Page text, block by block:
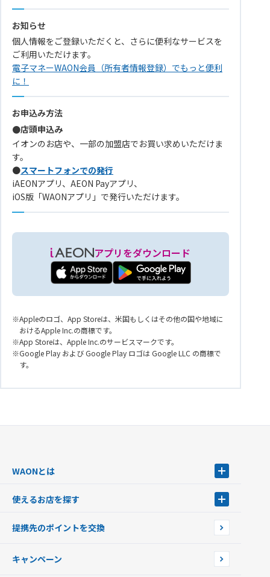
お知らせ
個人情報をご登録いただくと、さらに便利なサービスを
ご利用いただけます。
電子マネーWAON会員（所有者情報登録）でもっと便利
に！
お申込み方法
●店頭申込み
イオンのお店や、一部の加盟店でお買い求めいただけま
す。
●スマートフォンでの発行
iAEONアプリ、AEON Payアプリ、
iOS版「WAONアプリ」で発行いただけます。
アプリをダウンロード
Appleのロゴ、App Storeは、米国もしくはその他の国や地域に
おけるApple Inc.の商標です。
App Storeは、Apple Inc.のサービスマークです。
Google Play および Google Play ロゴは Google LLC の商標で
す。
WAONとは
WAONを申込む
インターネット上でのお買い物について（ネット決済）
使えるお店を探す
店舗検索
イオン銀行ATM設置場所
提携先のポイントを交換
キャンペーン